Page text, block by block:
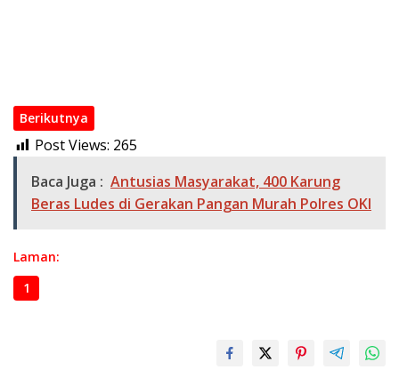
Berikutnya
Post Views: 265
Baca Juga : Antusias Masyarakat, 400 Karung
Beras Ludes di Gerakan Pangan Murah Polres OKI
Laman:
1